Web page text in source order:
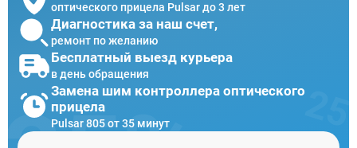
оптического прицела Pulsar до 3 лет
Диагностика за наш счет,
ремонт по желанию
Бесплатный выезд курьера
в день обращения
Замена шим контроллера оптического
прицела
Pulsar 805 от 35 минут